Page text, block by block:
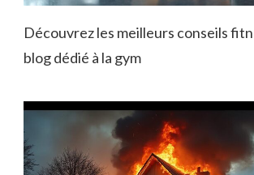
Découvrez les meilleurs conseils
blog dédié à la gym